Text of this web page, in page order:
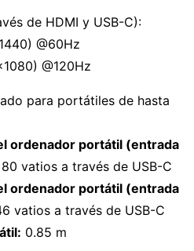
de HDMI y USB-C):
@60Hz
@120Hz
para portátiles de hasta
ordenador portátil (entrada
vatios a través de USB-C
ordenador portátil (entrada
vatios a través de USB-C
0.85 m